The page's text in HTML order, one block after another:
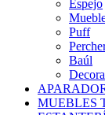
Espejo
Puff
Baúl
MUEBLES